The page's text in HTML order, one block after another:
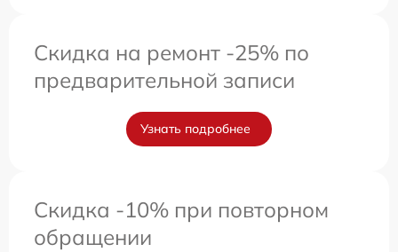
Скидка на ремонт -25% по
предварительной записи
Узнать подробнее
Скидка -10% при повторном
обращении